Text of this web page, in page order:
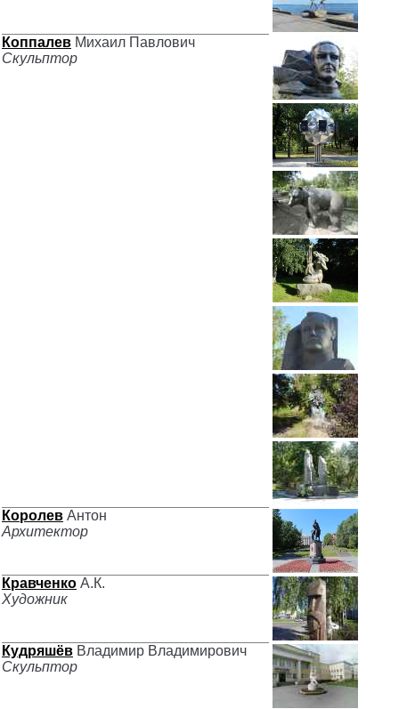
Коппалев Михаил Павлович
Скульптор
Королев Антон
Архитектор
Кравченко А.К.
Художник
Кудряшёв Владимир Владимирович
Скульптор